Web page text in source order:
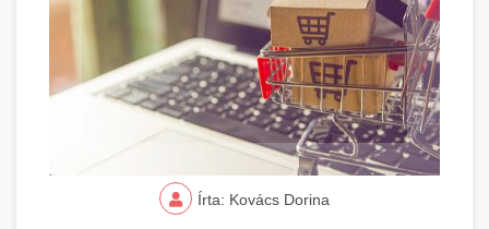
Írta: Kovács Dorina